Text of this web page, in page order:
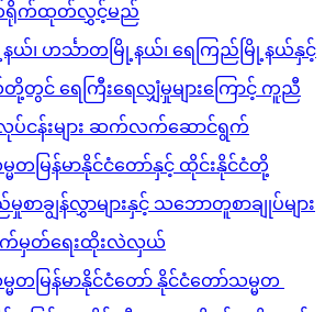
ရိုက်ထုတ်လွှင့်မည်
နယ်၊ ဟင်္သာတမြို့နယ်၊ ရေကြည်မြို့နယ်နှင့်
တွင် ရေကြီးရေလျှံမှုများကြောင့် ကူညီ
ငန်းများ ဆက်လက်ဆောင်ရွက်
မတမြန်မာနိုင်ငံတော်နှင့် ထိုင်းနိုင်ငံတို့
စာချွန်လွှာများနှင့် သဘောတူစာချုပ်များ
မှတ်ရေးထိုးလဲလှယ်
မတမြန်မာနိုင်ငံတော် နိုင်ငံတော်သမ္မတ